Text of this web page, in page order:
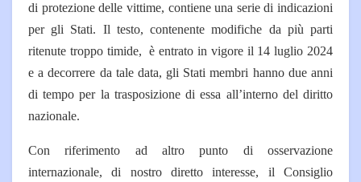
di protezione delle vittime, contiene una serie di indicazioni
per gli Stati. Il testo, contenente modifiche da più parti
ritenute troppo timide, è entrato in vigore il 14 luglio 2024
e a decorrere da tale data, gli Stati membri hanno due anni
di tempo per la trasposizione di essa all’interno del diritto
nazionale.
Con riferimento ad altro punto di osservazione
internazionale, di nostro diretto interesse, il Consiglio